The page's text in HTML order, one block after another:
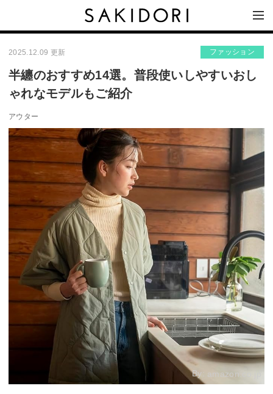
2025.12.09 更新 ファッション
半纏のおすすめ14選。普段使いしやすいおし
ゃれなモデルもご紹介
アウター
By: amazon.co.jp